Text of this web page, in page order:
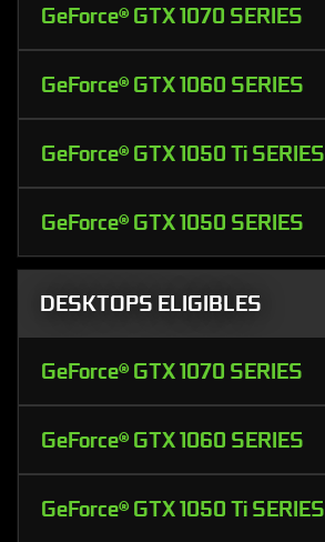
GeForce® GTX 1070 SERIES
GeForce® GTX 1060 SERIES
GeForce® GTX 1050 Ti SERIES
GeForce® GTX 1050 SERIES
DESKTOPS ELIGIBLES
GeForce® GTX 1070 SERIES
GeForce® GTX 1060 SERIES
GeForce® GTX 1050 Ti SERIES